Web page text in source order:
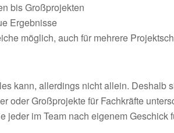
bis Großprojekten
Ergebnisse
möglich, auch für mehrere
kann, allerdings nicht allein. Deshalb
oder Großprojekte für Fachkräfte
im Team nach eigenem Geschick